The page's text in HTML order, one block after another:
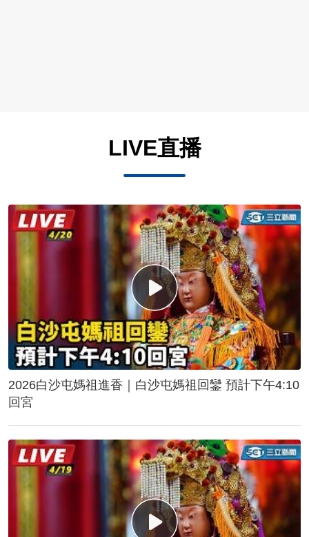
LIVE直播
2026白沙屯媽祖進香｜白沙屯媽祖回鑾 預計下午4:10
回宮